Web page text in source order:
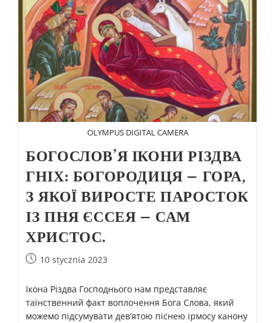
OLYMPUS DIGITAL CAMERA
БОГОСЛОВ’Я ІКОНИ РІЗДВА
ГНІХ: БОГОРОДИЦЯ – ГОРА,
З ЯКОЇ ВИРОСТЕ ПАРОСТОК
ІЗ ПНЯ ЄССЕЯ – САМ
ХРИСТОС.
10 stycznia 2023
Ікона Різдва Господнього нам представляє
таїнственний факт воплочення Бога Слова, який
можемо підсумувати дев’ятою піснею ірмосу канону